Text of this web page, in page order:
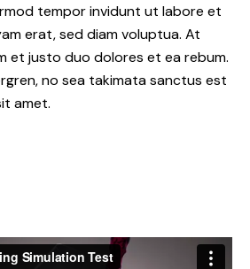
tempor invidunt ut labore et
erat, sed diam voluptua. At
et justo duo dolores et ea rebum.
no sea takimata sanctus est
amet.